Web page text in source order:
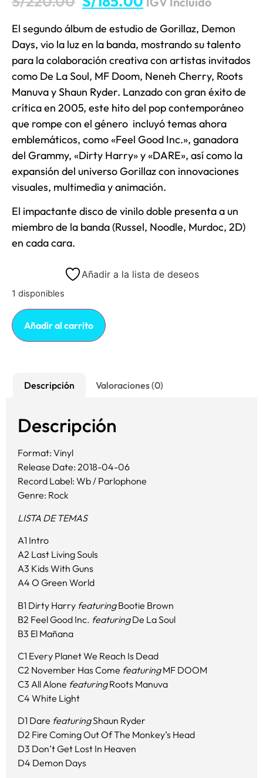
El segundo álbum de estudio de Gorillaz, Demon
Days, vio la luz en la banda, mostrando su talento
para la colaboración creativa con artistas invitados
como De La Soul, MF Doom, Neneh Cherry, Roots
Manuva y Shaun Ryder. Lanzado con gran éxito de
crítica en 2005, este hito del pop contemporáneo
que rompe con el género incluyó temas ahora
emblemáticos, como «Feel Good Inc.», ganadora
del Grammy, «Dirty Harry» y «DARE», así como la
expansión del universo Gorillaz con innovaciones
visuales, multimedia y animación.
El impactante disco de vinilo doble presenta a un
miembro de la banda (Russel, Noodle, Murdoc, 2D)
en cada cara.
Añadir a la lista de deseos
1 disponibles
Añadir al carrito
Descripción Valoraciones (0)
Descripción
Format: Vinyl
Release Date: 2018-04-06
Record Label: Wb / Parlophone
Genre: Rock
LISTA DE TEMAS
A1 Intro
A2 Last Living Souls
A3 Kids With Guns
A4 O Green World
B1 Dirty Harry featuringBootie Brown
B2 Feel Good Inc. featuringDe La Soul
B3 El Mañana
C1 Every Planet We Reach Is Dead
C2 November Has Come featuringMF DOOM
C3 All Alone featuringRoots Manuva
C4 White Light
D1 Dare featuringShaun Ryder
D2 Fire Coming Out Of The Monkey’s Head
D3 Don’t Get Lost In Heaven
D4 Demon Days